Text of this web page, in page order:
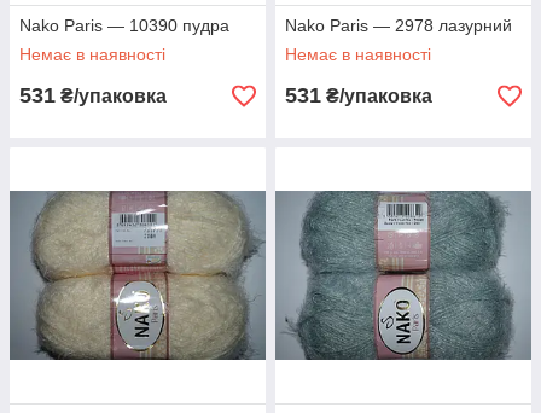
Nako Paris — 10390 пудра
Немає в наявності
531 ₴/упаковка
Nako Paris — 2978 лазурний
Немає в наявності
531 ₴/упаковка